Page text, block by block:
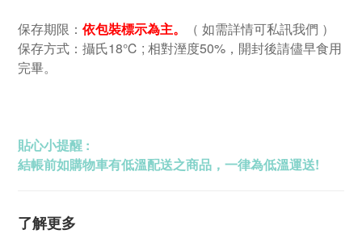
保存期限： 依包裝標示為主。
（ 如需詳情可私訊我們 ）
保存方式：攝氏18℃ ; 相對溼度50%，開封後請儘早食用
完畢。
貼心小提醒 :
結帳前如購物車有低溫配送之商品，一律為低溫運送!
了解更多